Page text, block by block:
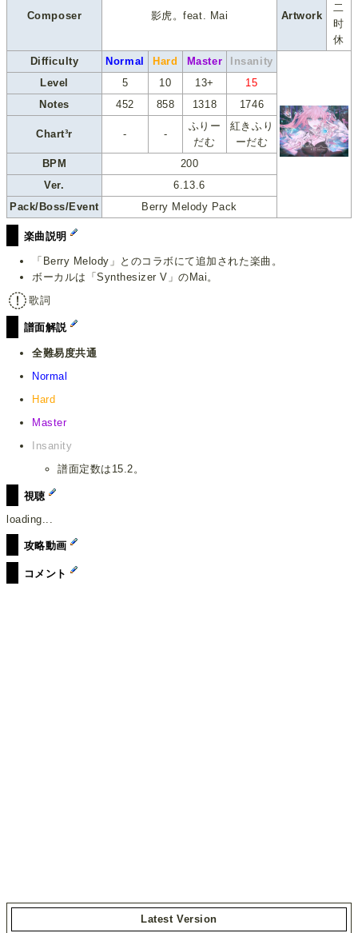
Composer 影虎。feat. Mai Artwork
二
时
休
Difficulty
Normal Hard Master
Insanity
Level
5 10 13+
15
Notes
452 858 1318 1746
Chart³r - -
ふりー
だむ
紅きふり
ーだむ
BPM
200
Ver.
6.13.6
Pack/Boss/Event
Berry Melody Pack
楽曲説明
「Berry Melody」とのコラボにて追加された楽曲。
ボーカルは「Synthesizer V」のMai。
歌詞
譜面解説
全難易度共通
Normal
Hard
Master
Insanity
譜面定数は15.2。
視聴
loading...
攻略動画
コメント
Latest Version